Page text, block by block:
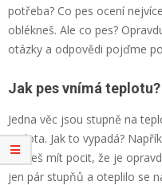
potřeba? Co pes ocení
oblékneš. Ale co pes?
otázky a odpovědi pojďme
Jak pes vnímá teplotu?
Jedna věc jsou stupně na
teplota. Jak to vypadá?
můžeš mít pocit, že je
jen pár stupňů a oteplilo se